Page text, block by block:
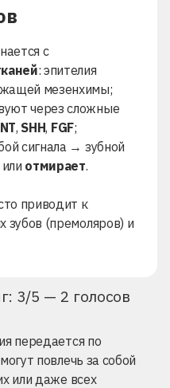
с
: эпителия
мезенхимы;
через сложные
, SHH, FGF;
сигнала → зубной
или отмирает.
приводит к
зубов (премоляров) и
3/5 — 2 голосов
передается по
повлечь за собой
или даже всех